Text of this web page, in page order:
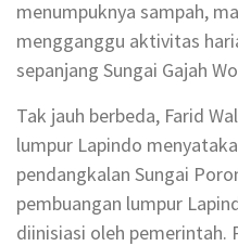
menumpuknya sampah,
mengganggu aktivitas
sepanjang Sungai Gajah
Tak jauh berbeda, Farid
lumpur Lapindo
pendangkalan Sungai
pembuangan lumpur
diinisiasi oleh pemerintah.